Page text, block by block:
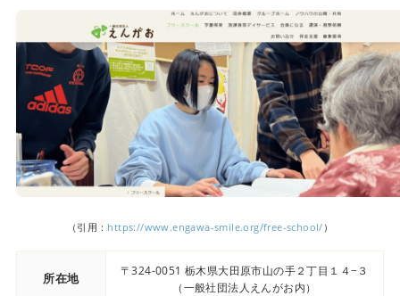
（引用： https://www.engawa-smile.org/free-school/ ）
所在地
〒324-0051 栃木県大田原市山の手２丁目１４−３
（一般社団法人えんがお内）